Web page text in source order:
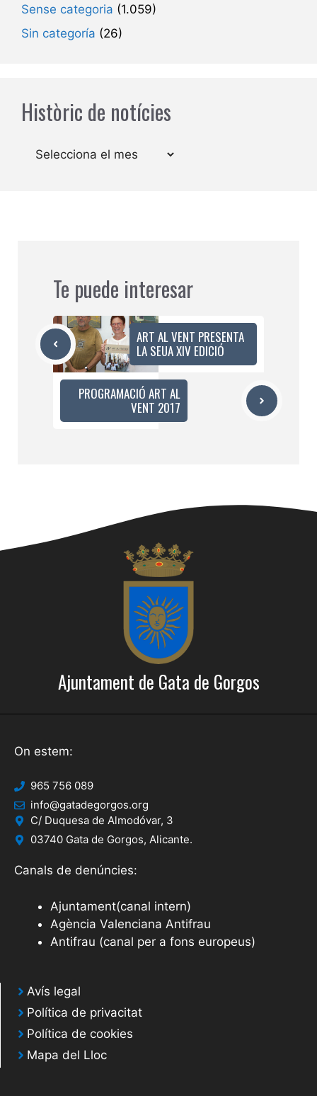
Sense categoria (1.059)
Sin categoría (26)
Històric de notícies
Arxius
Te puede interesar
ART AL VENT PRESENTA
LA SEUA XIV EDICIÓ
PROGRAMACIÓ ART AL
VENT 2017
Ajuntament de Gata de Gorgos
On estem:
965 756 089
info@gatadegorgos.org
C/ Duquesa de Almodóvar, 3
03740 Gata de Gorgos, Alicante.
Canals de denúncies:
Ajuntament(canal intern)
Agència Valenciana Antifrau
Antifrau (canal per a fons europeus)
Avís legal
Política de privacitat
Política de cookies
Mapa del Lloc